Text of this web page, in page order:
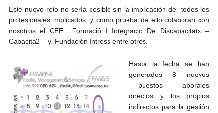
Este nuevo reto no sería posible sin la implicación de todos los
profesionales implicados, y como prueba de ello colaboran con
nosotros el CEE Formació I Integracio De Discapacitats –
Capacita2 – y Fundación Intress entre otros.
Hasta la fecha se han
generados 8 nuevos
puestos laborales
directos y los propios
indirectos para la gestión